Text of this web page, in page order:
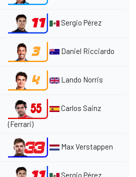
Sergio Pérez
Daniel Ricciardo
Lando Norris
Carlos Sainz
(Ferrari)
Max Verstappen
Sergio Pérez